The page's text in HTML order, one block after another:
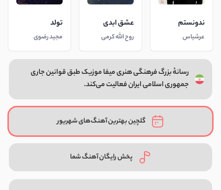
ندونستم
عرشیاس
عشق ابدی
روح الله کرمی
تولد
مجید رضوی
رسانهٔ بزرگ فرهنگی هنری میفا موزیک طبق قوانین جاری
جمهوری اسلامی ایران فعالیت می‌کند.
گلچین بهترین آهنگ‌های شهریور
پخش رایگان آهنگ شما